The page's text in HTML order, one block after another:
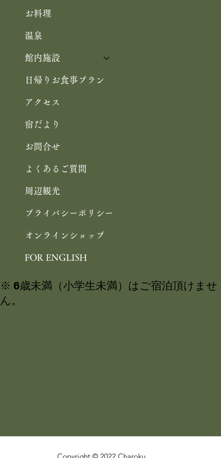
お料理
温泉
館内施設
日帰りお食事プラン
アクセス
宿だより
お問合せ
よくあるご質問
周辺観光
プライバシーポリシー
オンラインショップ
FOR ENGLISH
※ 6歳未満（小学生未満）はご宿泊頂けませ
ん。